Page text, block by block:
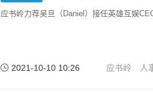
应书岭力荐吴旦（Daniel）接任英雄互娱
2021-10-10 10:26 应书岭 人